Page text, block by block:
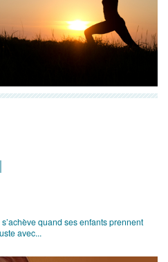
quand ses enfants prennent
avec...